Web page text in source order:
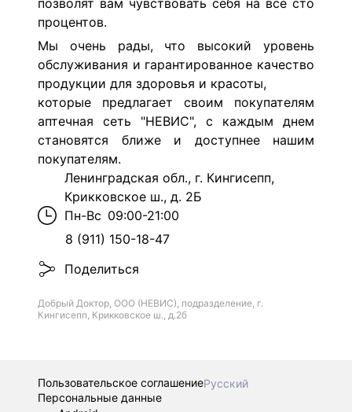
позволят вам чувствовать себя на все сто
процентов.
Мы очень рады, что высокий уровень
обслуживания и гарантированное качество
продукции для здоровья и красоты,
которые предлагает своим покупателям
аптечная сеть "НЕВИС", с каждым днем
становятся ближе и доступнее нашим
покупателям.
Ленинградская обл., г. Кингисепп,
Крикковское ш., д. 2Б
Пн-Вс 09:00-21:00
8 (911) 150-18-47
Поделиться
Добрый Доктор, ООО (НЕВИС), подразделение, г.
Кингисепп, Крикковское ш., д.2б
Пользовательское соглашениеРусский
Персональные данные